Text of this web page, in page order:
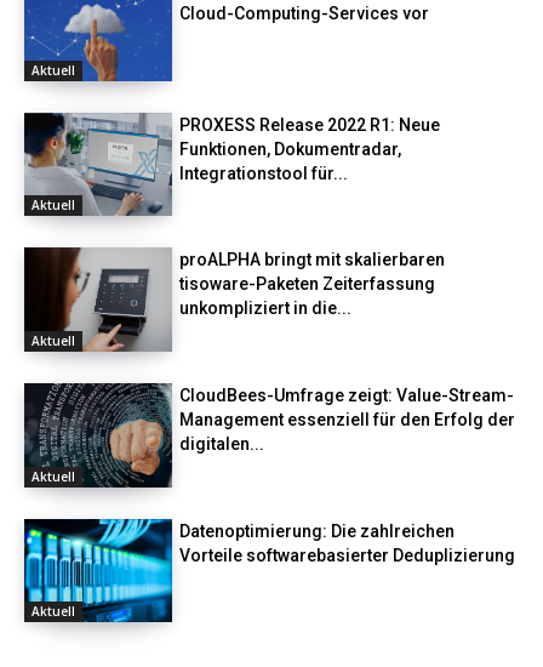
Aktuell
Cloud-Computing-Services vor
Aktuell
PROXESS Release 2022 R1: Neue
Funktionen, Dokumentradar,
Integrationstool für...
Aktuell
proALPHA bringt mit skalierbaren
tisoware-Paketen Zeiterfassung
unkompliziert in die...
Aktuell
CloudBees-Umfrage zeigt: Value-Stream-
Management essenziell für den Erfolg der
digitalen...
Aktuell
Datenoptimierung: Die zahlreichen
Vorteile softwarebasierter Deduplizierung